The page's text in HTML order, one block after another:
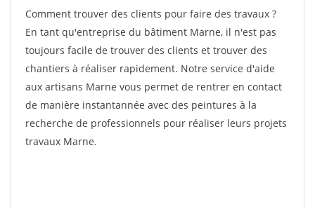
Comment trouver des clients pour faire des travaux ?
En tant qu'entreprise du bâtiment Marne, il n'est pas
toujours facile de trouver des clients et trouver des
chantiers à réaliser rapidement. Notre service d'aide
aux artisans Marne vous permet de rentrer en contact
de manière instantannée avec des peintures à la
recherche de professionnels pour réaliser leurs projets
travaux Marne.